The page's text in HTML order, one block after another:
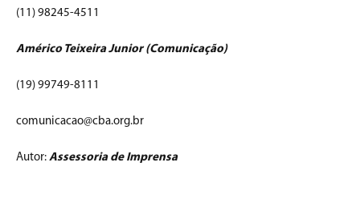
(11) 98245-4511
Américo Teixeira Junior (Comunicação)
(19) 99749-8111
comunicacao@cba.org.br
Autor: Assessoria de Imprensa